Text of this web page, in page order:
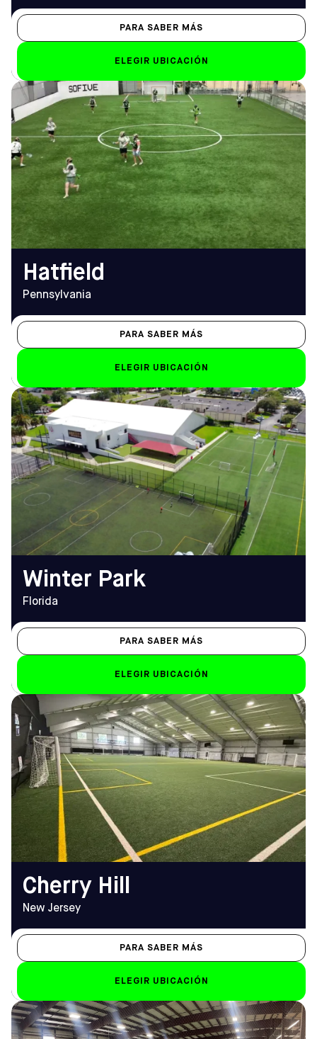
PARA SABER MÁS
ELEGIR UBICACIÓN
HORARIO DE
APERTURA
De lunes a viernes
De 9.00 a 23.00 horas
Sáb-Dom
De 9.00 a 21.00 horas
DIRECCIÓN
2278 N Penn Rd, Hatfield,
PA 19440
Cómo llegar
TELÉFONO
(215) 996-1740
EMAIL
hatfield@sofive.com
Hatfield
Pennsylvania
PARA SABER MÁS
ELEGIR UBICACIÓN
HORARIO DE
APERTURA
De lunes a viernes
10.00 h - 12.00 h
Sáb-Dom
De 8.00 a 23.00 horas (7.00
horas los domingos)
825 Courtland St,
Orlando, FL 32804
Cómo llegar
TELÉFONO
(407) 641-4791
EMAIL
winterpark@sofive.com
Winter Park
Florida
PARA SABER MÁS
ELEGIR UBICACIÓN
HORARIO DE
APERTURA
De lunes a viernes
10.00 h - 23.00 h
Sáb-Dom
Sáb: 8 h - 22 h; Dom: 7 h -
DIRECCIÓN
650 Kresson Rd, Cherry Hill,
NJ 08034
Cómo llegar
TELÉFONO
(856) 428-8588
EMAIL
cherryhill@sofive.com
Cherry Hill
New Jersey
PARA SABER MÁS
ELEGIR UBICACIÓN
HORARIO DE
DIRECCIÓN